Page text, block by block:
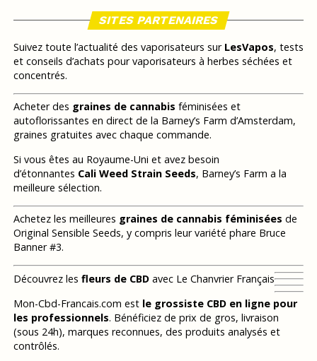
SITES PARTENAIRES
Suivez toute l’actualité des vaporisateurs sur LesVapos, tests
et conseils d’achats pour vaporisateurs à herbes séchées et
concentrés.
Acheter des graines de cannabis féminisées et
autoflorissantes en direct de la Barney’s Farm d’Amsterdam,
graines gratuites avec chaque commande.
Si vous êtes au Royaume-Uni et avez besoin
d’étonnantes Cali Weed Strain Seeds, Barney’s Farm a la
meilleure sélection.
Achetez les meilleures graines de cannabis féminisées de
Original Sensible Seeds, y compris leur variété phare Bruce
Banner #3.
Découvrez les fleurs de CBDavec Le Chanvrier Français
Mon-Cbd-Francais.com est le grossiste CBD en ligne pour
les professionnels. Bénéficiez de prix de gros, livraison
(sous 24h), marques reconnues, des produits analysés et
contrôlés.